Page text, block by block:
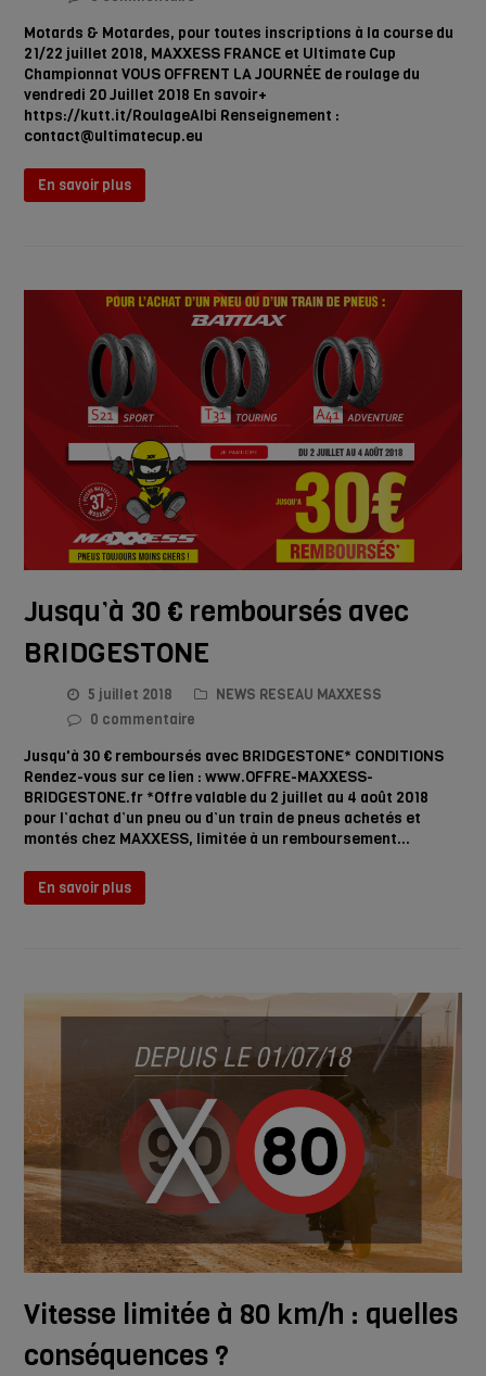
Motards & Motardes, pour toutes inscriptions à la course du
21/22 juillet 2018, MAXXESS FRANCE et Ultimate Cup
Championnat VOUS OFFRENT LA JOURNÉE de roulage du
vendredi 20 Juillet 2018 En savoir+
https://kutt.it/RoulageAlbi Renseignement :
contact@ultimatecup.eu
En savoir plus
Jusqu’à 30 € remboursés avec
BRIDGESTONE
5 juillet 2018
NEWS RESEAU MAXXESS
0 commentaire
Jusqu'à 30 € remboursés avec BRIDGESTONE* CONDITIONS
Rendez-vous sur ce lien : www.OFFRE-MAXXESS-
BRIDGESTONE.fr *Offre valable du 2 juillet au 4 août 2018
pour l’achat d’un pneu ou d’un train de pneus achetés et
montés chez MAXXESS, limitée à un remboursement…
En savoir plus
Vitesse limitée à 80 km/h : quelles
conséquences ?